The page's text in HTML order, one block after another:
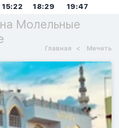
15:22 18:29 19:47
Молельные
Главная Мечеть